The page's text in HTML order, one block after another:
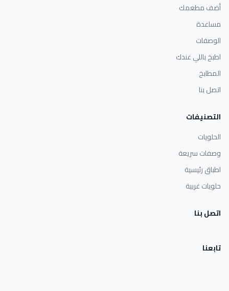
أضف مطعمك
مساعدة
الوصفات
اطبخ باللي عندك
المطابخ
اتصل بنا
التصنيفات
الحلويات
وصفات سريعة
اطباق رئيسية
حلويات غربية
اتصل بنا
تابعنا